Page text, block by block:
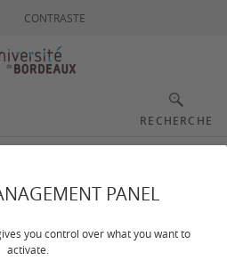
PANEL
you control over what you want to
activate.
CONTRASTE
RECHERCHE
et journées